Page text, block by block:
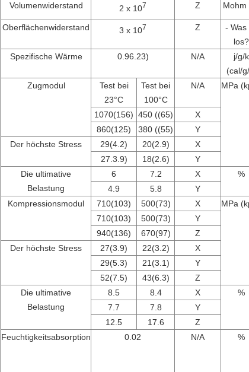
Volumenwiderstand
2 x 107 Z Mohm
Oberflächenwiderstand 3 x 107 Z
- Was
los?
Spezifische Wärme 0.96.23) N/A
j/g/k
(cal/
Zugmodul
Test bei
23°C
Test bei
100°C
N/A MPa
1070(156) 450 ((65)
X
860(125)
380 ((55)
Y
Der höchste Stress
29(4.2) 20(2.9)
X
27.3.9) 18(2.6)
Y
Die ultimative
Belastung
6 7.2 X
%
4.9
5.8
Y
Kompressionsmodul
710(103) 500(73) X MPa
710(103)
500(73)
Y
940(136)
670(97)
Z
Der höchste Stress
27(3.9) 22(3.2)
X
29(5.3)
21(3.1)
Y
52(7.5)
43(6.3)
Z
Die ultimative
Belastung
8.5 8.4 X
%
7.7
7.8
Y
12.5
17.6
Z
Feuchtigkeitsabsorption
0.02 N/A %